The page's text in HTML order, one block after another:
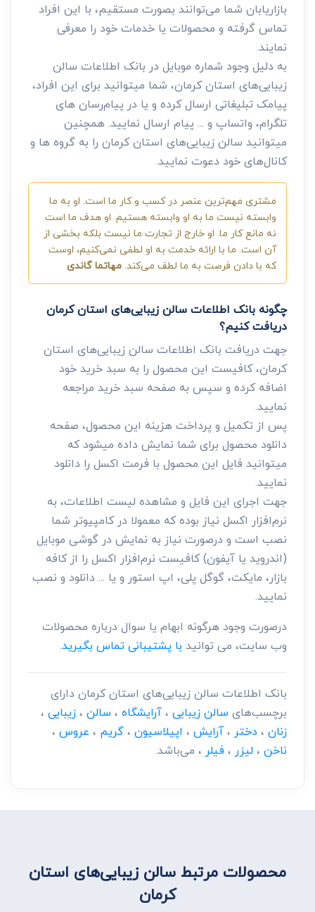
بازاریابان شما می‌توانند بصورت مستقیم، با این افراد
تماس گرفته و محصولات یا خدمات خود را معرفی
نمایند.
به دلیل وجود شماره موبایل در بانک اطلاعات سالن
زیبایی‌های استان کرمان، شما میتوانید برای این افراد،
پیامک تبلیغاتی ارسال کرده و یا در پیام‌رسان های
تلگرام، واتساپ و ... پیام ارسال نمایید. همچنین
میتوانید سالن زیبایی‌های استان کرمان را به گروه ها و
کانال‌های خود دعوت نمایید.
مشتری مهم‌ترین عنصر در کسب و کار ما است. او به ما
وابسته نیست ما به او وابسته هستیم. او هدف ما است
نه مانع کار ما. او خارج از تجارت ما نیست بلکه بخشی از
آن است. ما با ارائه خدمت به او لطفی نمی‌کنیم، اوست
که با دادن فرصت به ما لطف می‌کند. مهاتما گاندی
چگونه بانک اطلاعات سالن زیبایی‌های استان کرمان
دریافت کنیم؟
جهت دریافت بانک اطلاعات سالن زیبایی‌های استان
کرمان، کافیست این محصول را به سبد خرید خود
اضافه کرده و سپس به صفحه سبد خرید مراجعه
نمایید.
پس از تکمیل و پرداخت هزینه این محصول، صفحه
دانلود محصول برای شما نمایش داده میشود که
میتوانید فایل این محصول با فرمت اکسل را دانلود
نمایید.
جهت اجرای این فایل و مشاهده لیست اطلاعات، به
نرم‌افزار اکسل نیاز بوده که معمولا در کامپیوتر شما
نصب است و درصورت نیاز به نمایش در گوشی موبایل
(اندروید یا آیفون) کافیست نرم‌افزار اکسل را از کافه
بازار، مایکت، گوگل پلی، اپ استور و یا ... دانلود و نصب
نمایید.
درصورت وجود هرگونه ابهام یا سوال درباره محصولات
وب سایت، می توانید با پشتیبانی تماس بگیرید.
بانک اطلاعات سالن زیبایی‌های استان کرمان دارای
برچسب‌های سالن زیبایی ،آرایشگاه ، سالن ،زیبایی ،
زنان ،دختر ،آرایش ، اپیلاسیون ،گریم ، عروس ،
ناخن ،لیزر ، فیلر ، می‌باشد.
محصولات مرتبط سالن زیبایی‌های استان
کرمان